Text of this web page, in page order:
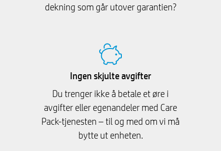
dekning som går utover garantien?
Ingen skjulte avgifter
Du trenger ikke å betale et øre i
avgifter eller egenandeler med Care
Pack-tjenesten – til og med om vi må
bytte ut enheten.